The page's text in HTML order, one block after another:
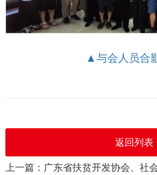
▲ 与会人员合
返回列表